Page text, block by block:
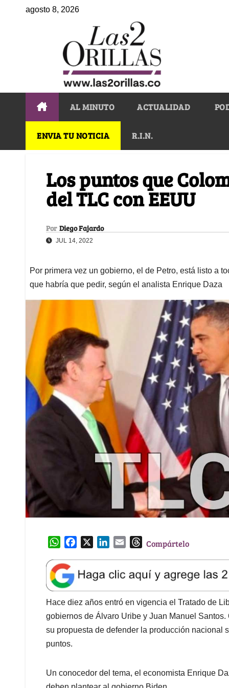
agosto 8, 2026
AL MINUTO ACTUALIDAD
ENVIA TU NOTICIA R.I.N.
Los puntos que
del TLC con EEUU
Por Diego Fajardo
JUL 14, 2022
Por primera vez un gobierno, el de Petro, está listo a
que habría que pedir, según el analista Enrique Daza
W
a
t
s
A
p
p
e
b
o
o
k
k
e
d
I
n
l
T
e
a
d
s
Compártelo
Hace diez años entró en vigencia el Tratado de
gobiernos de Álvaro Uribe y Juan Manuel
su propuesta de defender la producción nacional
puntos.
Un conocedor del tema, el economista Enrique